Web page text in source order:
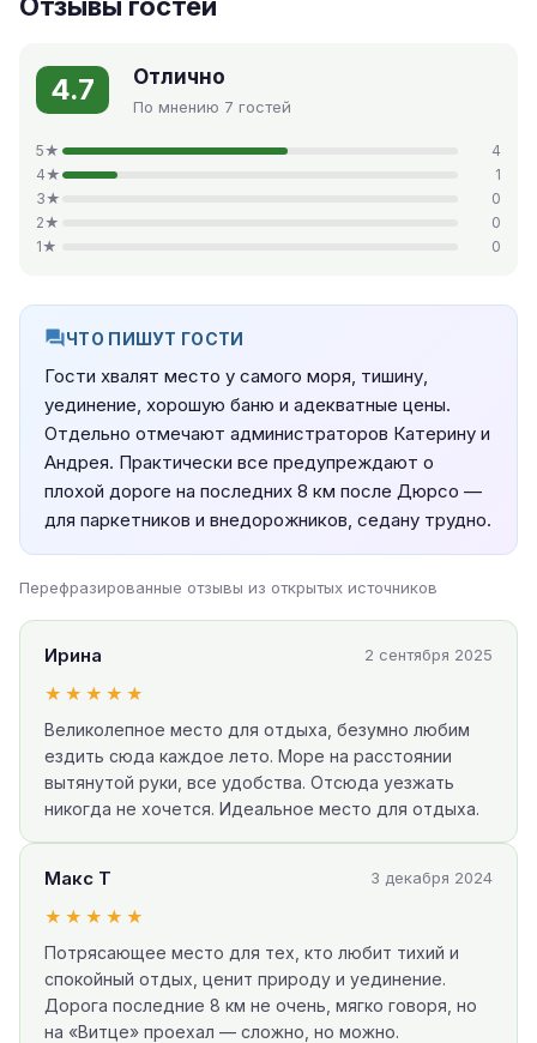
4.7 Отлично
По мнению 7 гостей
5★
4
4★
1
3★
0
2★
0
1★
0
ЧТО ПИШУТ ГОСТИ
Гости хвалят место у самого моря, тишину,
уединение, хорошую баню и адекватные цены.
Отдельно отмечают администраторов Катерину и
Андрея. Практически все предупреждают о
плохой дороге на последних 8 км после Дюрсо —
для паркетников и внедорожников, седану трудно.
Перефразированные отзывы из открытых источников
Ирина 2 сентября 2025
★★★★★
Великолепное место для отдыха, безумно любим
ездить сюда каждое лето. Море на расстоянии
вытянутой руки, все удобства. Отсюда уезжать
никогда не хочется. Идеальное место для отдыха.
Макс Т 3 декабря 2024
★★★★★
Потрясающее место для тех, кто любит тихий и
спокойный отдых, ценит природу и уединение.
Дорога последние 8 км не очень, мягко говоря, но
на «Витце» проехал — сложно, но можно.